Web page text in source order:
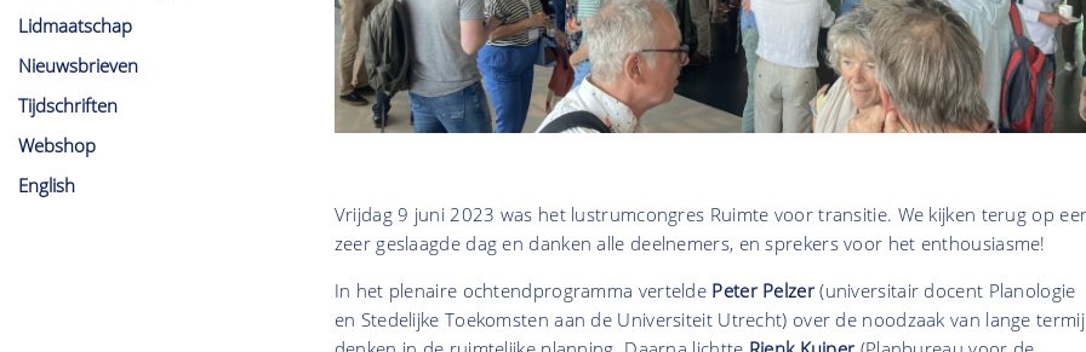
Vrijdag 9 juni 2023 was het lustrumcongres Ruimte voor transitie. We kijken terug op
zeer geslaagde dag en danken alle deelnemers, en sprekers voor het enthousiasme!
In het plenaire ochtendprogramma vertelde Peter Pelzer(universitair docent Planologie
en Stedelijke Toekomsten aan de Universiteit Utrecht) over de noodzaak van lange
Lidmaatschap
Nieuwsbrieven
Tijdschriften
Webshop
English